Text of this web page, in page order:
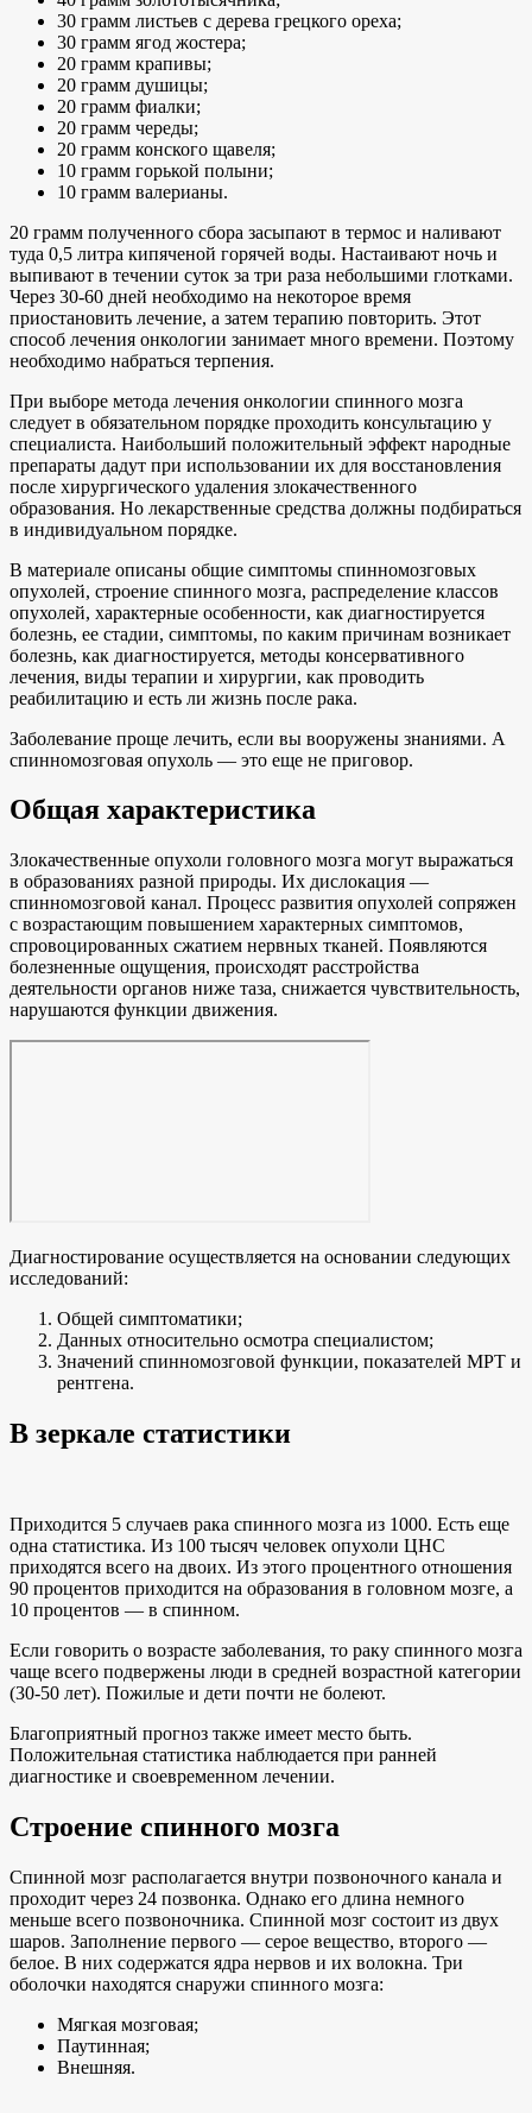
30 грамм листьев с дерева грецкого ореха;
30 грамм ягод жостера;
20 грамм крапивы;
20 грамм душицы;
20 грамм фиалки;
20 грамм череды;
20 грамм конского щавеля;
10 грамм горькой полыни;
10 грамм валерианы.
20 грамм полученного сбора засыпают в термос и наливают
туда 0,5 литра кипяченой горячей воды. Настаивают ночь и
выпивают в течении суток за три раза небольшими глотками.
Через 30-60 дней необходимо на некоторое время
приостановить лечение, а затем терапию повторить. Этот
способ лечения онкологии занимает много времени. Поэтому
необходимо набраться терпения.
При выборе метода лечения онкологии спинного мозга
следует в обязательном порядке проходить консультацию у
специалиста. Наибольший положительный эффект народные
препараты дадут при использовании их для восстановления
после хирургического удаления злокачественного
образования. Но лекарственные средства должны подбираться
в индивидуальном порядке.
В материале описаны общие симптомы спинномозговых
опухолей, строение спинного мозга, распределение классов
опухолей, характерные особенности, как диагностируется
болезнь, ее стадии, симптомы, по каким причинам возникает
болезнь, как диагностируется, методы консервативного
лечения, виды терапии и хирургии, как проводить
реабилитацию и есть ли жизнь после рака.
Заболевание проще лечить, если вы вооружены знаниями. А
спинномозговая опухоль — это еще не приговор.
Общая характеристика
Злокачественные опухоли головного мозга могут выражаться
в образованиях разной природы. Их дислокация —
спинномозговой канал. Процесс развития опухолей сопряжен
с возрастающим повышением характерных симптомов,
спровоцированных сжатием нервных тканей. Появляются
болезненные ощущения, происходят расстройства
деятельности органов ниже таза, снижается чувствительность,
нарушаются функции движения.
Диагностирование осуществляется на основании следующих
исследований:
Общей симптоматики;
Данных относительно осмотра специалистом;
Значений спинномозговой функции, показателей МРТ и
рентгена.
В зеркале статистики
Приходится 5 случаев рака спинного мозга из 1000. Есть еще
одна статистика. Из 100 тысяч человек опухоли ЦНС
приходятся всего на двоих. Из этого процентного отношения
90 процентов приходится на образования в головном мозге, а
10 процентов — в спинном.
Если говорить о возрасте заболевания, то раку спинного мозга
чаще всего подвержены люди в средней возрастной категории
(30-50 лет). Пожилые и дети почти не болеют.
Благоприятный прогноз также имеет место быть.
Положительная статистика наблюдается при ранней
диагностике и своевременном лечении.
Строение спинного мозга
Спинной мозг располагается внутри позвоночного канала и
проходит через 24 позвонка. Однако его длина немного
меньше всего позвоночника. Спинной мозг состоит из двух
шаров. Заполнение первого — серое вещество, второго —
белое. В них содержатся ядра нервов и их волокна. Три
оболочки находятся снаружи спинного мозга:
Мягкая мозговая;
Паутинная;
Внешняя.